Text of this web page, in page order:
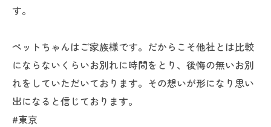
す。
ペットちゃんはご家族様です。だからこそ他社とは比較
にならないくらいお別れに時間をとり、後悔の無いお別
れをしていただいております。その想いが形になり思い
出になると信じております。
#東京